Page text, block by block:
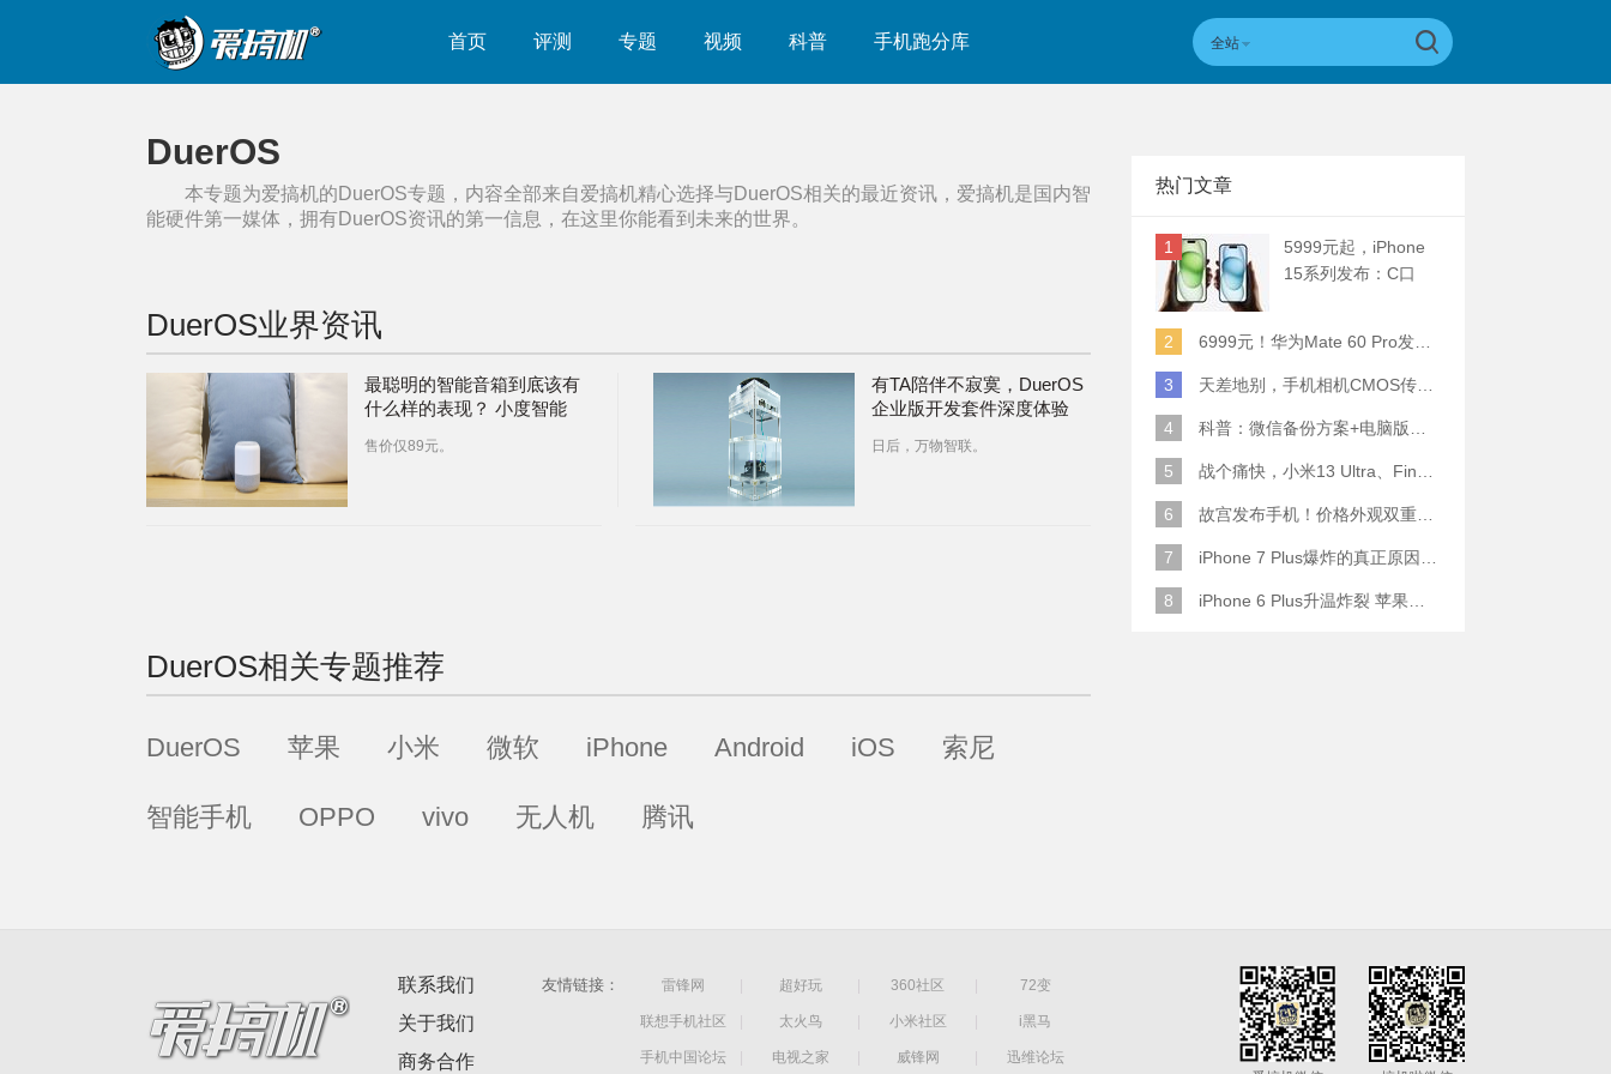
首页 评测 专题 视频 科普 手机跑分库 全站
DuerOS
本专题为爱搞机的 DuerOS专题，内容全部来自爱搞机精心选择与 DuerOS相关的最近资讯，爱搞机是国内智
能硬件第一媒体，拥有DuerOS资讯的第一信息，在这里你能看到未来的世界。
DuerOS业界资讯
最聪明的智能音箱到底该有
什么样的表现？ 小度智能
售价仅89元。
有TA陪伴不寂寞，DuerOS
企业版开发套件深度体验
日后，万物智联。
DuerOS相关专题推荐
DuerOS 苹果 小米 微软 iPhone Android iOS 索尼
智能手机 OPPO vivo 无人机 腾讯
热门文章
1
5999元起，iPhone
15系列发布：C口
2
6999元！华为Mate 60 Pro发布：麒麟9000S+卫星通话 (附初步跑分)
3 天差地别，手机相机CMOS传感器实际面积对比
4 科普：微信备份方案+电脑版丢失数据恢复指南
5 战个痛快，小米13 Ultra、Find X6 Pro、vivo X90 Pro+、小米12SU拍照横评
6 故宫发布手机！价格外观双重逆天！
7 iPhone 7 Plus爆炸的真正原因原来是这样
8 iPhone 6 Plus升温炸裂 苹果赔了一部全新的
联系我们
关于我们
商务合作
友情链接： 雷锋网 超好玩 360社区 72变
联想手机社区 太火鸟 小米社区 i黑马
手机中国论坛 电视之家 威锋网
迅维论坛